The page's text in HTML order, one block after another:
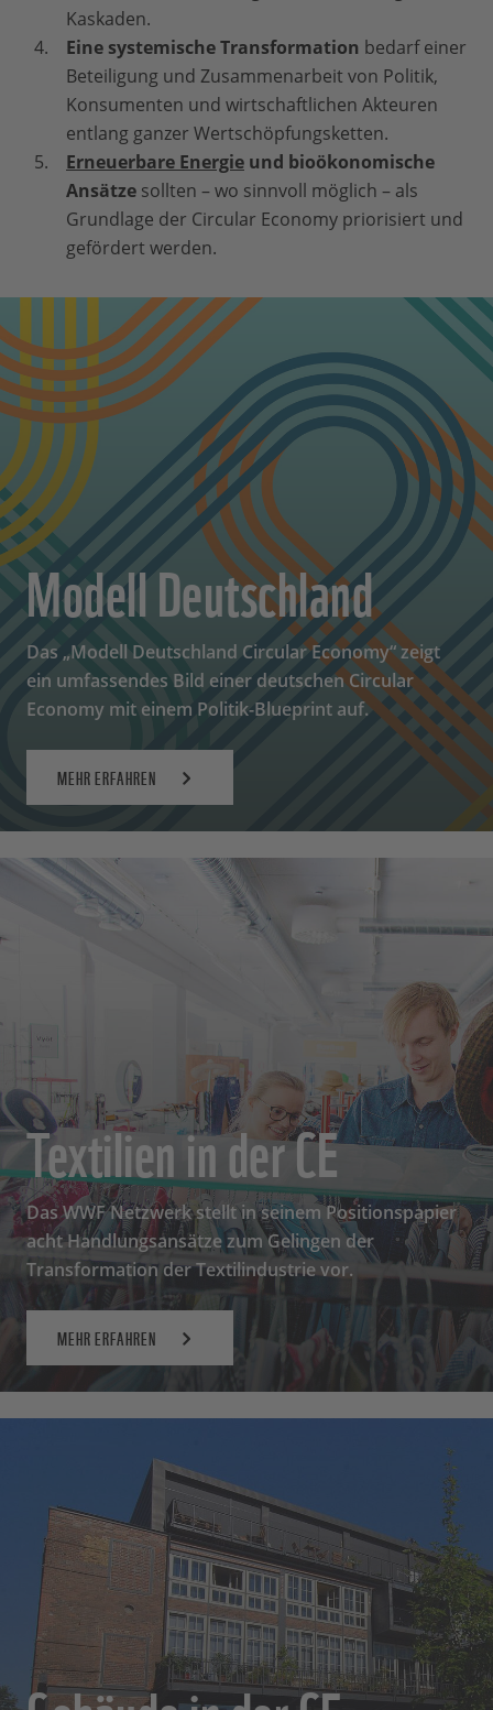
Kaskaden.
Eine systemische Transformation bedarf einer
Beteiligung und Zusammenarbeit von Politik,
Konsumenten und wirtschaftlichen Akteuren
entlang ganzer Wertschöpfungsketten.
Erneuerbare Energie und bioökonomische
Ansätze sollten – wo sinnvoll möglich – als
Grundlage der Circular Economy priorisiert und
gefördert werden.
Modell Deutschland
Das „Modell Deutschland Circular Economy“ zeigt
ein umfassendes Bild einer deutschen Circular
Economy mit einem Politik-Blueprint auf.
MEHR ERFAHREN
Textilien in der CE
Das WWF Netzwerk stellt in seinem Positionspapier
acht Handlungsansätze zum Gelingen der
Transformation der Textilindustrie vor.
MEHR ERFAHREN